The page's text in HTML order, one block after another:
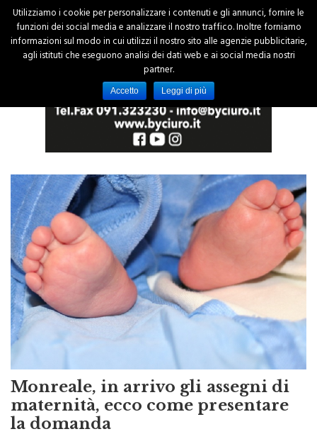
Monreale, in arrivo gli assegni di
maternità, ecco come presentare
la domanda
Utilizziamo i cookie per personalizzare i contenuti e gli annunci, fornire le
funzioni dei social media e analizzare il nostro traffico. Inoltre forniamo
informazioni sul modo in cui utilizzi il nostro sito alle agenzie pubblicitarie,
agli istituti che eseguono analisi dei dati web e ai social media nostri
partner.
Accetto Leggi di più